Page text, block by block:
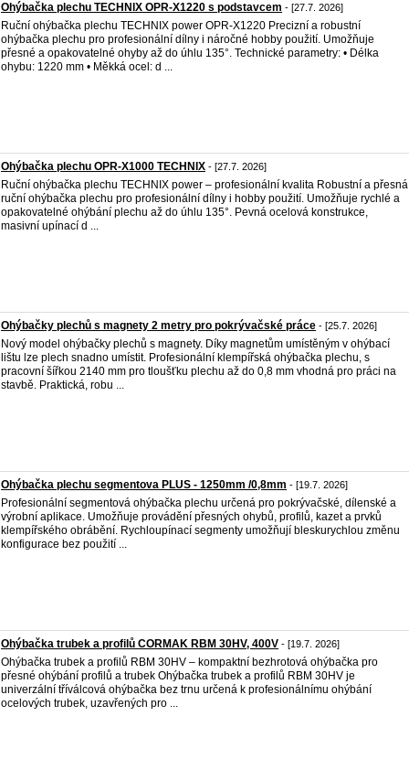
Ohýbačka plechu TECHNIX OPR-X1220 s podstavcem - [27.7. 2026]
Ruční ohýbačka plechu TECHNIX power OPR-X1220 Precizní a robustní
ohýbačka plechu pro profesionální dílny i náročné hobby použití. Umožňuje
přesné a opakovatelné ohyby až do úhlu 135°. Technické parametry: • Délka
ohybu: 1220 mm • Měkká ocel: d ...
Ohýbačka plechu OPR-X1000 TECHNIX - [27.7. 2026]
Ruční ohýbačka plechu TECHNIX power – profesionální kvalita Robustní a přesná
ruční ohýbačka plechu pro profesionální dílny i hobby použití. Umožňuje rychlé a
opakovatelné ohýbání plechu až do úhlu 135°. Pevná ocelová konstrukce,
masivní upínací d ...
Ohýbačky plechů s magnety 2 metry pro pokrývačské práce - [25.7. 2026]
Nový model ohýbačky plechů s magnety. Díky magnetům umístěným v ohýbací
lištu lze plech snadno umístit. Profesionální klempířská ohýbačka plechu, s
pracovní šířkou 2140 mm pro tloušťku plechu až do 0,8 mm vhodná pro práci na
stavbě. Praktická, robu ...
Ohýbačka plechu segmentova PLUS - 1250mm /0,8mm - [19.7. 2026]
Profesionální segmentová ohýbačka plechu určená pro pokrývačské, dílenské a
výrobní aplikace. Umožňuje provádění přesných ohybů, profilů, kazet a prvků
klempířského obrábění. Rychloupínací segmenty umožňují bleskurychlou změnu
konfigurace bez použití ...
Ohýbačka trubek a profilů CORMAK RBM 30HV, 400V - [19.7. 2026]
Ohýbačka trubek a profilů RBM 30HV – kompaktní bezhrotová ohýbačka pro
přesné ohýbání profilů a trubek Ohýbačka trubek a profilů RBM 30HV je
univerzální tříválcová ohýbačka bez trnu určená k profesionálnímu ohýbání
ocelových trubek, uzavřených pro ...